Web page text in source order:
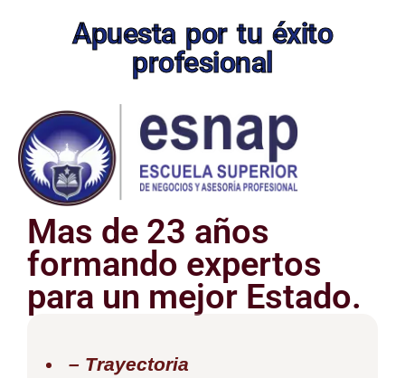
Apuesta por tu éxito
profesional
Mas de 23 años
formando expertos
para un mejor Estado.
– Trayectoria